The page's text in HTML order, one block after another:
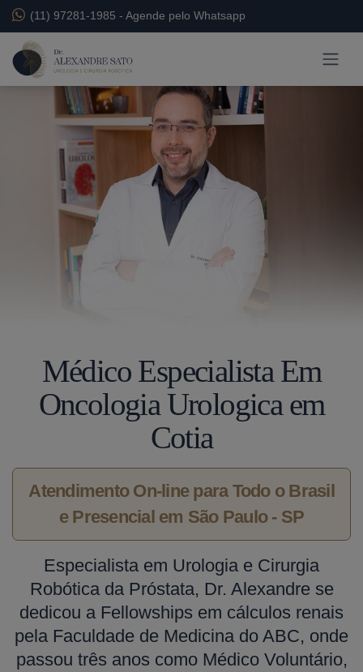
(11) 97281-1985 - Agende pelo Whatsapp
Médico Especialista Em
Oncologia Urologica em
Cotia
Atendimento On-line para Todo o Brasil
e Presencial em São Paulo - SP
Especialista em Urologia e Cirurgia
Robótica da Próstata, Dr. Alexandre se
dedicou a Fellowships em cálculos renais
pela Faculdade de Medicina do ABC, onde
passou três anos como Médico Voluntário,